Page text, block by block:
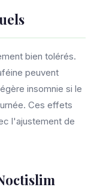
bien tolérés.
peuvent
insomnie si le
Ces effets
l'ajustement de